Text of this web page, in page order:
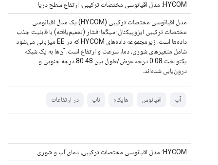
HYCOM: مدل اقیانوسی مختصات ترکیبی، ارتفاع سطح دریا
مدل اقیانوسی مختصات ترکیبی (HYCOM) یک مدل اقیانوسی
مختصات ترکیبی ایزوپیکنال-سیگما-فشار (تعمیم‌یافته) با قابلیت جذب
داده‌ها است. زیرمجموعه داده‌های HYCOM که در EE میزبانی می‌شود
شامل متغیرهای شوری، دما، سرعت و ارتفاع است. آن‌ها به یک شبکه
یکنواخت 0.08 درجه عرض/طول بین 80.48 درجه جنوبی و ...
درون‌یابی شده‌اند.
آب اقیانوس هایکام ناپ در ارتفاعات
HYCOM: مدل اقیانوسی مختصات ترکیبی، دمای آب و شوری